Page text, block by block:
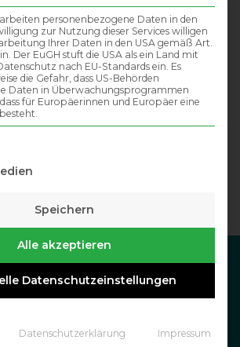
personenbezogene Daten in den
zur Nutzung dieser Services willigen
Ihrer Daten in den USA gemäß Art.
Der EuGH stuft die USA als ein Land mit
nach EU-Standards ein. Es
die Gefahr, dass US-Behörden
Daten in Überwachungsprogrammen
für Europäerinnen und Europäer eine
der Service-Gruppen, für die eine
Speichern
Alle akzeptieren
Datenschutzeinstellungen
Datenschutzerklärung Impressum